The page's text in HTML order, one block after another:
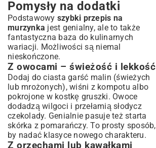
Pomysły na dodatki
Podstawowy szybki przepis na
murzynka jest genialny, ale to także
fantastyczna baza do kulinarnych
wariacji. Możliwości są niemal
nieskończone.
Z owocami – świeżość i lekkość
Dodaj do ciasta garść malin (świeżych
lub mrożonych), wiśni z kompotu albo
pokrojone w kostkę gruszki. Owoce
dodadzą wilgoci i przełamią słodycz
czekolady. Genialnie pasuje też starta
skórka z pomarańczy. To prosty sposób,
by nadać klasyce nowego charakteru.
Z orzechami lub kawałkami